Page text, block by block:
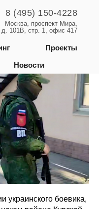
8 (495) 150-4228
Новости
Проекты
Москва, проспект Мира,
д. 101В, стр. 1, офис 417
украинского боевика,